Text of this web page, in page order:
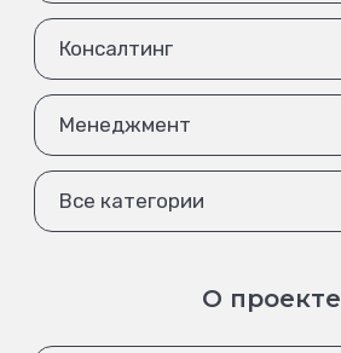
Консалтинг
Менеджмент
Все категории
О проекте